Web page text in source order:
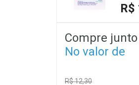
R$
Compre junto
No valor de
R$ 12,30